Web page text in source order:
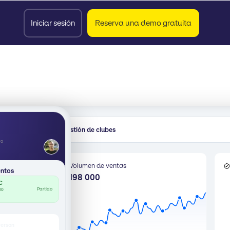
Iniciar sesión Reserva una demo gratuita
Partido
Gestión de clubes
Volumen de ventas
€ 198 000